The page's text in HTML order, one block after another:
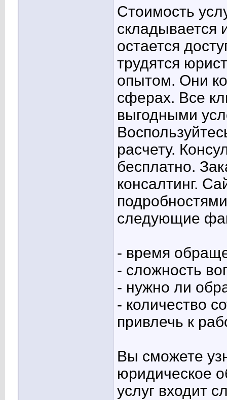
Стоимость
складывается
остается
трудятся
опытом. Они
сферах. Все
выгодными
расчету.
бесплатно.
консалтинг.
следующие
- время
- сложность
- нужно ли
- количество
привлечь к
Вы сможете
юридическое
услуг входит